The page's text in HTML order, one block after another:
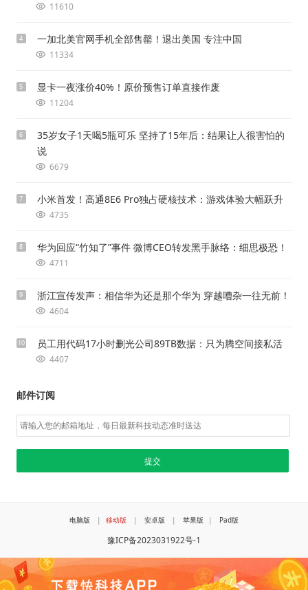
11610
4 一加北美官网手机全部售罄！退出美国 专注中国
11334
5 显卡一夜涨价40%！原价预售订单直接作废
11204
6
35岁女子1天喝5瓶可乐 坚持了15年后：结果让人很害怕的
说
6679
7 小米首发！高通8E6 Pro独占硬核技术：游戏体验大幅跃升
4735
8 华为回应“竹知了”事件 微博CEO转发黑手脉络：细思极恐！
4711
9 浙江宣传发声：相信华为还是那个华为 穿越嘈杂一往无前！
4604
10 员工用代码17小时删光公司89TB数据：只为腾空间接私活
4407
邮件订阅
电脑版 | 移动版 | 安卓版 | 苹果版 | Pad版
豫ICP备2023031922号-1